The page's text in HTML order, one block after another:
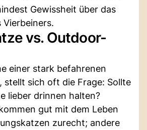
Gewissheit über das
Vierbeiners.
vs. Outdoor-
einer stark befahrenen
stellt sich oft die Frage: Sollte
lieber drinnen halten?
gut mit dem Leben
zurecht; andere